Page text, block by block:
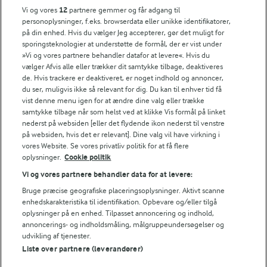
FarmAhead™ Check rapport
Andelshaverinfo: Mælkepris
Fødevarestyrelsens smiley-rapporter for Arla Foods
Fødevarestyrelsens smiley-rapporter for Jörd
Fødevarestyrelsens smiley-rapporter for Lurpak PB
Følg
© 2026 Arla Foods
Vælg en anden cookies
Vi og vores 12 partnere gemmer og får adgang til
personoplysninger, f.eks. browserdata eller unikke identifikatorer,
på din enhed. Hvis du vælger Jeg accepterer, gør det muligt for
sporingsteknologier at understøtte de formål, der er vist under
»Vi og vores partnere behandler datafor at levere«. Hvis du
vælger Afvis alle eller trækker dit samtykke tilbage, deaktiveres
de. Hvis trackere er deaktiveret, er noget indhold og annoncer,
du ser, muligvis ikke så relevant for dig. Du kan til enhver tid få
vist denne menu igen for at ændre dine valg eller trække
samtykke tilbage når som helst ved at klikke Vis formål på linket
nederst på websiden [eller det flydende ikon nederst til venstre
på websiden, hvis det er relevant]. Dine valg vil have virkning i
vores Website. Se vores privatliv politik for at få flere
oplysninger. Cookie politik
Vi og vores partnere behandler data for at levere:
Bruge præcise geografiske placeringsoplysninger. Aktivt scanne
enhedskarakteristika til identifikation. Opbevare og/eller tilgå
oplysninger på en enhed. Tilpasset annoncering og indhold,
annoncerings- og indholdsmåling, målgruppeundersøgelser og
udvikling af tjenester.
Liste over partnere (leverandører)